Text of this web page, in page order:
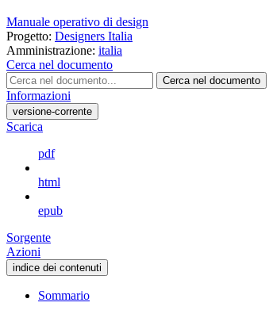
Manuale operativo di design
Progetto: Designers Italia
Amministrazione: italia
Cerca nel documento
Cerca nel documento
Informazioni
versione-corrente
Scarica
pdf
html
epub
Sorgente
Azioni
indice dei contenuti
Sommario